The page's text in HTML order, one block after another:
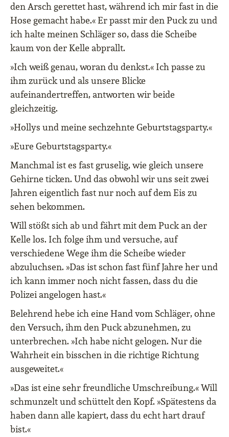
den Arsch gerettet hast, während ich mir fast in die
Hose gemacht habe.« Er passt mir den Puck zu und
ich halte meinen Schläger so, dass die Scheibe
kaum von der Kelle abprallt.
»Ich weiß genau, woran du denkst.« Ich passe zu
ihm zurück und als unsere Blicke
aufeinandertreffen, antworten wir beide
gleichzeitig.
»Hollys und meine sechzehnte Geburtstagsparty.«
»Eure Geburtstagsparty.«
Manchmal ist es fast gruselig, wie gleich unsere
Gehirne ticken. Und das obwohl wir uns seit zwei
Jahren eigentlich fast nur noch auf dem Eis zu
sehen bekommen.
Will stößt sich ab und fährt mit dem Puck an der
Kelle los. Ich folge ihm und versuche, auf
verschiedene Wege ihm die Scheibe wieder
abzuluchsen. »Das ist schon fast fünf Jahre her und
ich kann immer noch nicht fassen, dass du die
Polizei angelogen hast.«
Belehrend hebe ich eine Hand vom Schläger, ohne
den Versuch, ihm den Puck abzunehmen, zu
unterbrechen. »Ich habe nicht gelogen. Nur die
Wahrheit ein bisschen in die richtige Richtung
ausgeweitet.«
»Das ist eine sehr freundliche Umschreibung.« Will
schmunzelt und schüttelt den Kopf. »Spätestens da
haben dann alle kapiert, dass du echt hart drauf
bist.«